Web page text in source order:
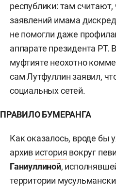
республики: там
заявлений имама
не помогли даже
аппарате президента РТ.
муфтияте неохотно
сам Лутфуллин заявил,
социальных сетей.
ПРАВИЛО БУМЕРАНГА
Как оказалось, вроде бы
архив история вокруг
Ганиуллиной,
территории